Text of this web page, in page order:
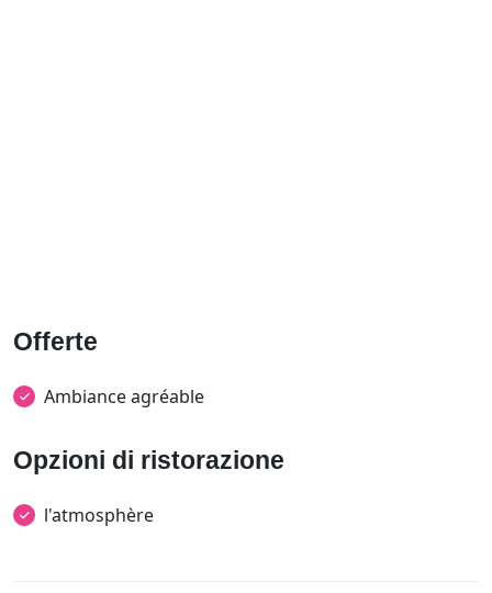
Offerte
Ambiance agréable
Opzioni di ristorazione
l'atmosphère